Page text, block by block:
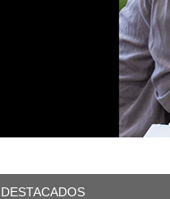
DESTACADOS